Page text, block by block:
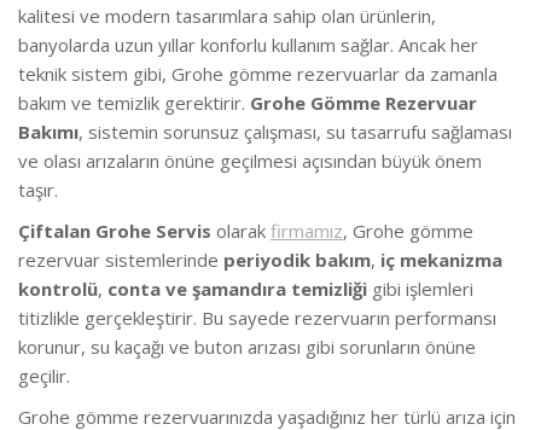
kalitesi ve modern tasarımlara sahip olan ürünlerin,
banyolarda uzun yıllar konforlu kullanım sağlar. Ancak her
teknik sistem gibi, Grohe gömme rezervuarlar da zamanla
bakım ve temizlik gerektirir. Grohe Gömme Rezervuar
Bakımı, sistemin sorunsuz çalışması, su tasarrufu sağlaması
ve olası arızaların önüne geçilmesi açısından büyük önem
taşır.
Çiftalan Grohe Servis olarak firmamız, Grohe gömme
rezervuar sistemlerinde periyodik bakım, iç mekanizma
kontrolü, conta ve şamandıra temizliği gibi işlemleri
titizlikle gerçekleştirir. Bu sayede rezervuarın performansı
korunur, su kaçağı ve buton arızası gibi sorunların önüne
geçilir.
Grohe gömme rezervuarınızda yaşadığınız her türlü arıza için